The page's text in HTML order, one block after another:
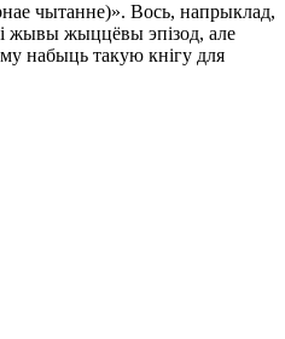
чытанне)». Вось, напрыклад,
жывы жыццёвы эпізод, але
набыць такую кнігу для